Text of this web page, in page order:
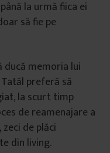
la urmă fiica ei
să fie pe
ducă memoria lui
preferă să
la scurt timp
de reamenajare a
de plăci
din living.